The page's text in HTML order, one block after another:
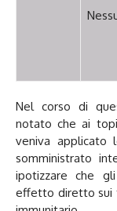
(I
Nel corso di
notato che ai
veniva applicato
somministrato
ipotizzare che
effetto diretto sui